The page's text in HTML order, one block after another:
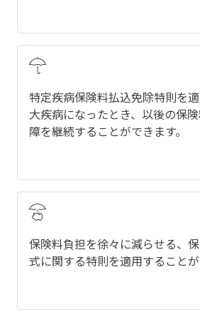
特定疾病保険料払込免除特則を
大疾病になったとき、以後の保
障を継続することができます。
保険料負担を徐々に減らせる、
式に関する特則を適用することが